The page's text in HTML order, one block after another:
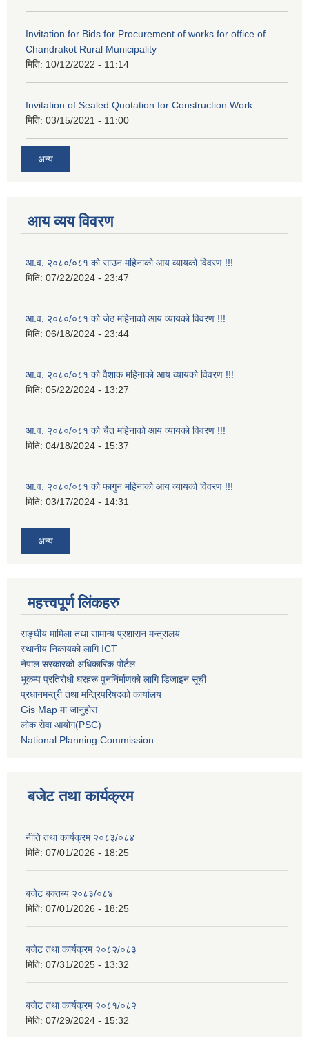
Invitation for Bids for Procurement of works for office of
Chandrakot Rural Municipality
मिति: 10/12/2022 - 11:14
Invitation of Sealed Quotation for Construction Work
मिति: 03/15/2021 - 11:00
अन्य
आय व्यय विवरण
आ.व. २०८०/०८१ को साउन महिनाको आय व्यायको विवरण !!!
मिति: 07/22/2024 - 23:47
आ.व. २०८०/०८१ को जेठ महिनाको आय व्यायको विवरण !!!
मिति: 06/18/2024 - 23:44
आ.व. २०८०/०८१ को वैशाक महिनाको आय व्यायको विवरण !!!
मिति: 05/22/2024 - 13:27
आ.व. २०८०/०८१ को चैत महिनाको आय व्यायको विवरण !!!
मिति: 04/18/2024 - 15:37
आ.व. २०८०/०८१ को फागुन महिनाको आय व्यायको विवरण !!!
मिति: 03/17/2024 - 14:31
अन्य
महत्त्वपूर्ण लिंकहरु
सङ्घीय मामिला तथा सामान्य प्रशासन मन्त्रालय
स्थानीय निकायको लागि ICT
नेपाल सरकारको अधिकारिक पोर्टल
भूकम्प प्रतिरोधी घरहरू पुनर्निर्माणको लागि डिजाइन सूची
प्रधानमन्त्री तथा मन्त्रिपरिषदको कार्यालय
Gis Map मा जानुहोस
लोक सेवा आयोग(PSC)
National Planning Commission
बजेट तथा कार्यक्रम
नीति तथा कार्यक्रम २०८३/०८४
मिति: 07/01/2026 - 18:25
बजेट बक्तब्य २०८३/०८४
मिति: 07/01/2026 - 18:25
बजेट तथा कार्यक्रम २०८२/०८३
मिति: 07/31/2025 - 13:32
बजेट तथा कार्यक्रम २०८१/०८२
मिति: 07/29/2024 - 15:32